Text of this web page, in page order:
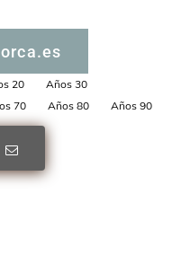
20
Años 30
70 Años 80 Años 90